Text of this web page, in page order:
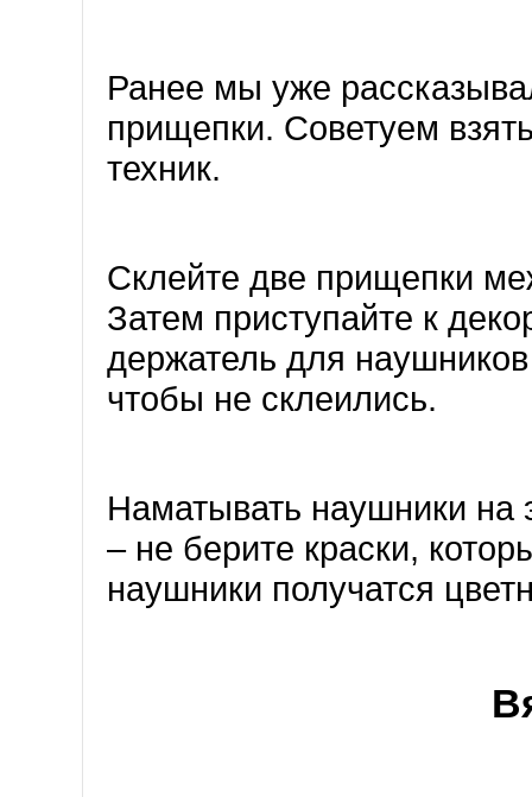
Ранее мы уже
прищепки. Советуем
техник.
Склейте две прищепки
Затем приступайте к
держатель для
чтобы не склеились.
Наматывать наушники на
– не берите краски,
наушники получатся